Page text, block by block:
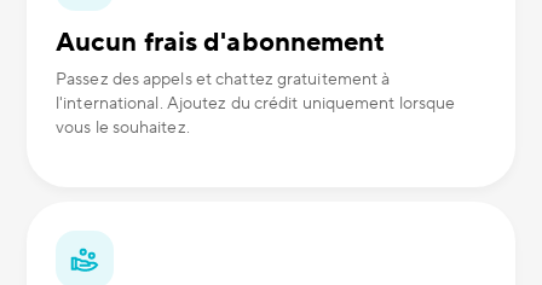
Aucun frais d'abonnement
Passez des appels et chattez gratuitement à
l'international. Ajoutez du crédit uniquement lorsque
vous le souhaitez.